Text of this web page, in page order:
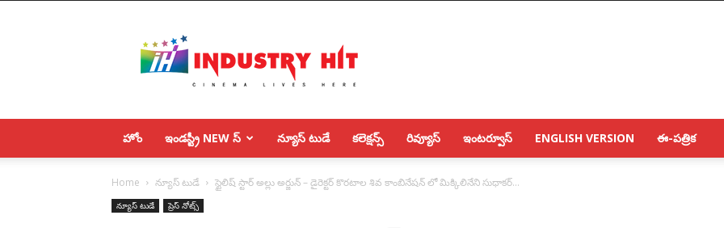
హోం ఇండస్ట్రీ NEW స్ న్యూస్ టుడే కలెక్షన్స్ రివ్యూస్ ఇంటర్వూస్ ENGLISH VERSION ఈ-పత్రిక
Home న్యూస్ టుడే స్టైలిష్ స్టార్ అల్లు అర్జున్ – డైరెక్టర్ కొరటాల శివ కాంబినేషన్ లో మిక్కిలినేని సుధాకర్...
న్యూస్ టుడే ప్రెస్ నోట్స్